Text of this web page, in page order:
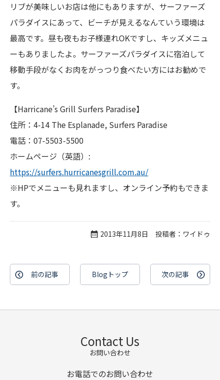
リブが美味しいお店は他にもありますが、サーファーズ
パラダイスにあって、ビーチが見えるなんていう環境は
最高です。昼も夜もお子様連れOKですし、キッズメニュ
ーもありましたよ。サーファーズパラダイスに宿泊して
移動手段がなくお肉をがっつり食べたい方にはお勧めで
す。
【Harricane’s Grill Surfers Paradise】
住所：4-14 The Esplanade, Surfers Paradise
電話：07-5503-5500
ホームページ（英語）:
https://surfers.hurricanesgrill.com.au/
※HPでメニューも見れますし、オンライン予約もできま
す。
2013年11月8日 投稿者：ワイドゥ
前の記事 Blogトップ 次の記事
Contact Us
お問い合わせ
お電話でのお問い合わせ